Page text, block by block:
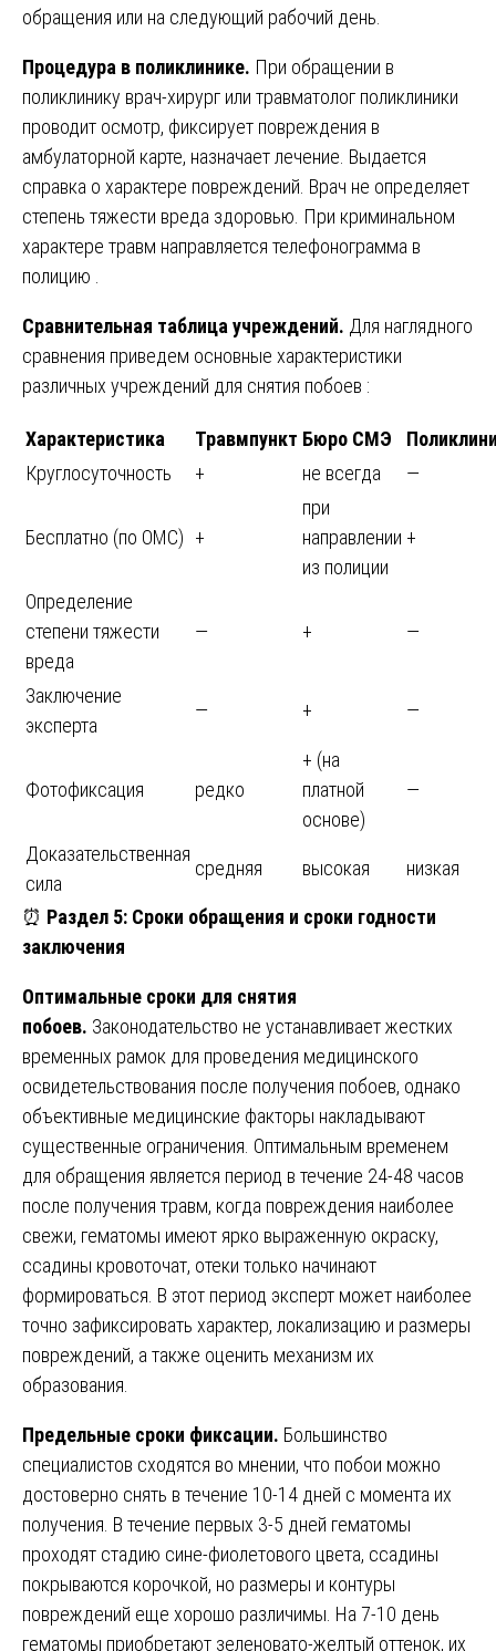
обращения или на следующий рабочий день.
Процедура в поликлинике. При обращении в
поликлинику врач-хирург или травматолог поликлиники
проводит осмотр, фиксирует повреждения в
амбулаторной карте, назначает лечение. Выдается
справка о характере повреждений. Врач не определяет
степень тяжести вреда здоровью. При криминальном
характере травм направляется телефонограмма в
полицию .
Сравнительная таблица учреждений. Для наглядного
сравнения приведем основные характеристики
различных учреждений для снятия побоев :
Характеристика Травмпункт Бюро СМЭ
Круглосуточность
+ не всегда —
Бесплатно (по ОМС) +
при
направлении
из полиции
+
Определение
степени тяжести
вреда
— + —
Заключение
эксперта
— + —
Фотофиксация редко
+ (на
платной
основе)
—
Доказательственная
сила
средняя высокая низкая
⏰ Раздел 5: Сроки обращения и сроки годности
заключения
Оптимальные сроки для снятия
побоев. Законодательство не устанавливает жестких
временных рамок для проведения медицинского
освидетельствования после получения побоев, однако
объективные медицинские факторы накладывают
существенные ограничения. Оптимальным временем
для обращения является период в течение 24-48 часов
после получения травм, когда повреждения наиболее
свежи, гематомы имеют ярко выраженную окраску,
ссадины кровоточат, отеки только начинают
формироваться. В этот период эксперт может наиболее
точно зафиксировать характер, локализацию и размеры
повреждений, а также оценить механизм их
образования.
Предельные сроки фиксации. Большинство
специалистов сходятся во мнении, что побои можно
достоверно снять в течение 10-14 дней с момента их
получения. В течение первых 3-5 дней гематомы
проходят стадию сине-фиолетового цвета, ссадины
покрываются корочкой, но размеры и контуры
повреждений еще хорошо различимы. На 7-10 день
гематомы приобретают зеленовато-желтый оттенок, их